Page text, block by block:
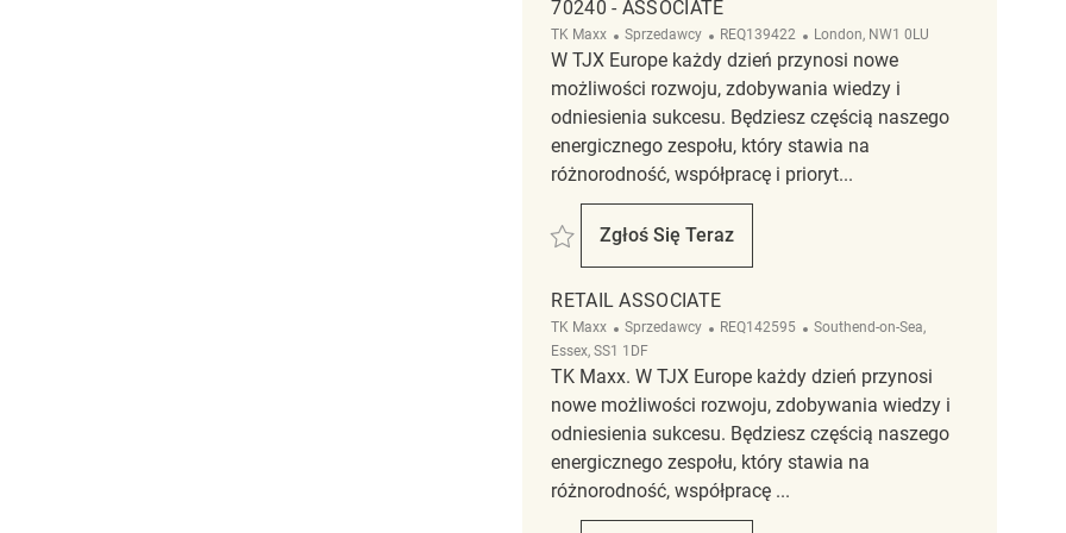
70240 - ASSOCIATE
TK Maxx Kategoria
Sprzedawcy ReqId
REQ139422 Lokalizacja
London, NW1 0LU
W TJX Europe każdy dzień przynosi nowe
możliwości rozwoju, zdobywania wiedzy i
odniesienia sukcesu. Będziesz częścią naszego
energicznego zespołu, który stawia na
różnorodność, współpracę i prioryt...
Zapisać 70240 - Associate REQ139422
Zgłoś Się Teraz
70240 - Associate
RETAIL ASSOCIATE
TK Maxx Kategoria
Sprzedawcy ReqId
REQ142595 Lokalizacja
Southend-on-Sea,
Essex, SS1 1DF
TK Maxx. W TJX Europe każdy dzień przynosi
nowe możliwości rozwoju, zdobywania wiedzy i
odniesienia sukcesu. Będziesz częścią naszego
energicznego zespołu, który stawia na
różnorodność, współpracę ...